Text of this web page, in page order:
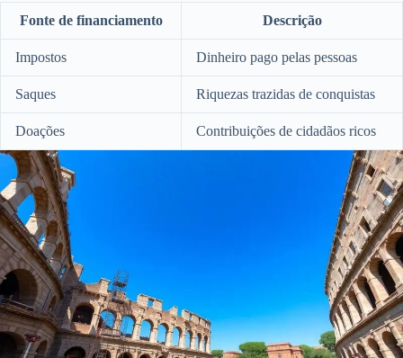
Fonte de financiamento Descrição
Impostos Dinheiro pago pelas pessoas
Saques Riquezas trazidas de conquistas
Doações Contribuições de cidadãos ricos